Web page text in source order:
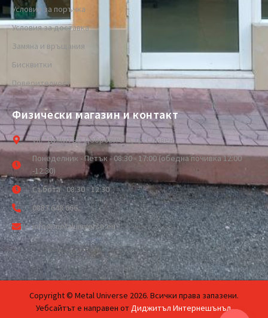
Условия за поръчка
Условия за доставка
Замяна и връщания
Бисквитки
Поверителност
Физически магазин и контакт
ул. "Димитър Добрович" 6, гр. Сливен
Понеделник - Петък - 08:30 - 17:00 (обедна почивка 12:00
-12:30)
Събота - 08:30 - 12:30
0887 648 666
info@metaluniverse.eu
Copyright © Metal Universe 2026. Всички права запазени.
Уебсайтът е направен отДиджитъл Интернешънъл.